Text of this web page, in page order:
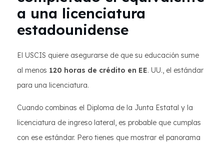
a una licenciatura
estadounidense
El USCIS quiere asegurarse de que su educación sume
al menos 120 horas de crédito en EE. UU., el estándar
para una licenciatura.
Cuando combinas el Diploma de la Junta Estatal y la
licenciatura de ingreso lateral, es probable que cumplas
con ese estándar. Pero tienes que mostrar el panorama